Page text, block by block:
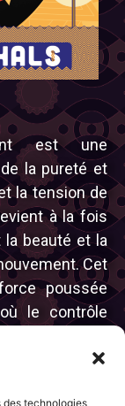
des technologies
est une
la pureté et
la tension de
à la fois
beauté et la
Cet
poussée
le contrôle